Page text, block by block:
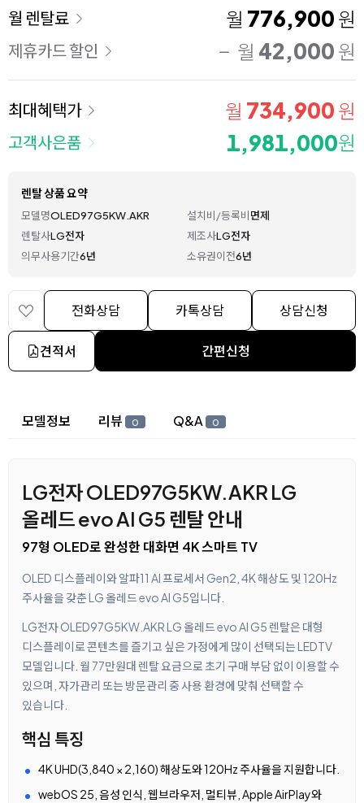
이용 요금
월 렌탈료 월 776,900 원
제휴카드 할인 월 42,000 원
최대혜택가 월 734,900 원
고객사은품 1,981,000원
렌탈 상품 요약
모델명OLED97G5KW.AKR 설치비/등록비면제
렌탈사LG전자 제조사LG전자
의무사용기간6년 소유권이전6년
전화상담 카톡상담 상담신청
견적서 간편신청
상세 정보
모델정보 리뷰 0 Q&A 0
LG전자 OLED97G5KW.AKR LG
올레드 evo AI G5 렌탈 안내
97형 OLED로 완성한 대화면 4K 스마트 TV
OLED 디스플레이와 알파11 AI 프로세서 Gen2, 4K 해상도 및 120Hz
주사율을 갖춘 LG 올레드 evo AI G5입니다.
LG전자 OLED97G5KW.AKR LG 올레드 evo AI G5 렌탈은 대형
디스플레이로 콘텐츠를 즐기고 싶은 가정에게 많이 선택되는 LEDTV
모델입니다. 월 77만원대 렌탈 요금으로 초기 구매 부담 없이 이용할 수
있으며, 자가관리 또는 방문관리 중 사용 환경에 맞춰 선택할 수
있습니다.
핵심 특징
4K UHD(3,840 × 2,160) 해상도와 120Hz 주사율을 지원합니다.
webOS 25, 음성 인식, 웹브라우저, 멀티뷰, Apple AirPlay와